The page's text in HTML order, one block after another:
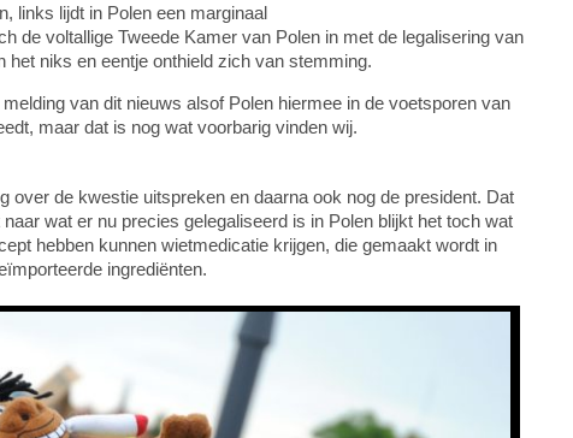
links lijdt in Polen een marginaal
de voltallige Tweede Kamer van Polen in met de legalisering van
niks en eentje onthield zich van stemming.
van dit nieuws alsof Polen hiermee in de voetsporen van
maar dat is nog wat voorbarig vinden wij.
over de kwestie uitspreken en daarna ook nog de president. Dat
wat er nu precies gelegaliseerd is in Polen blijkt het toch wat
hebben kunnen wietmedicatie krijgen, die gemaakt wordt in
ingrediënten.